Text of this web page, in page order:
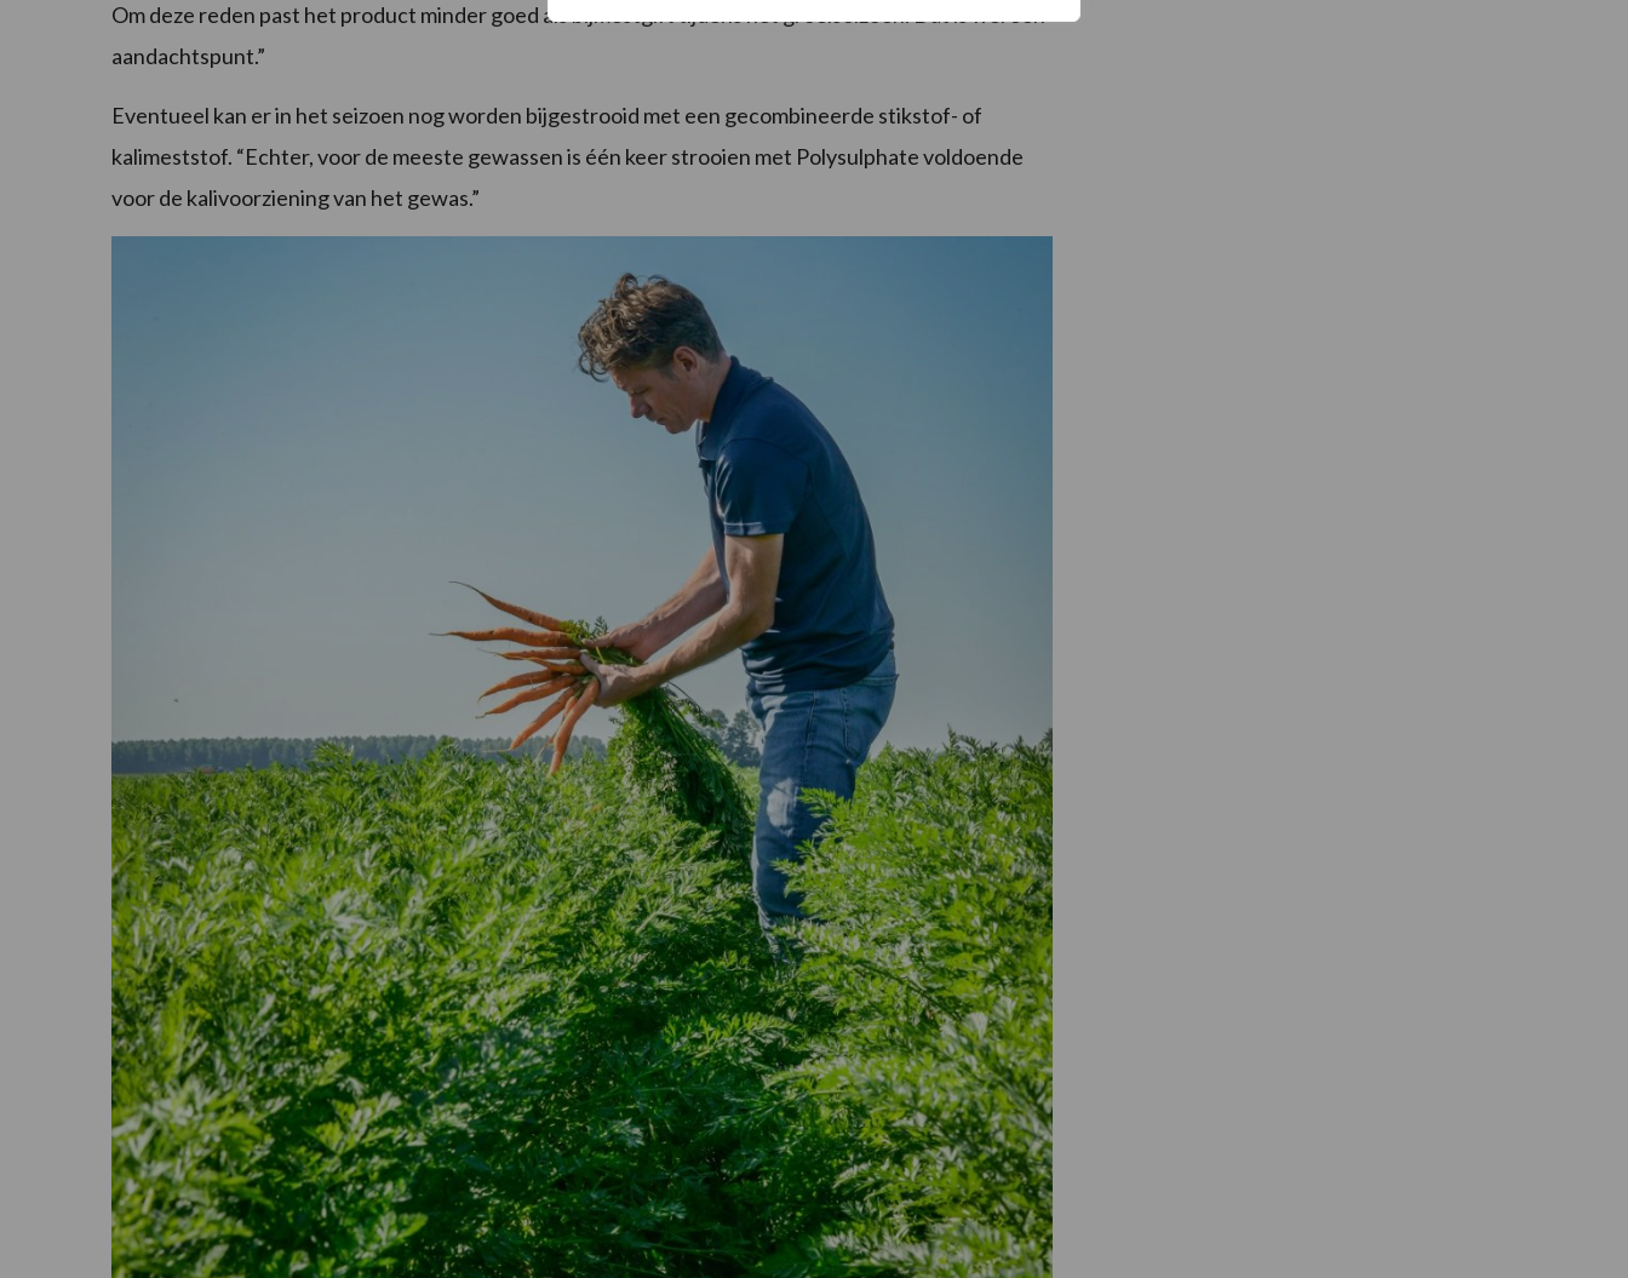
Om deze reden past het product minder goed als bijmestgift tijdens het groeiseizoen. Dat is wel een
aandachtspunt.”
Eventueel kan er in het seizoen nog worden bijgestrooid met een gecombineerde stikstof- of
kalimeststof. “Echter, voor de meeste gewassen is één keer strooien met Polysulphate voldoende
voor de kalivoorziening van het gewas.”